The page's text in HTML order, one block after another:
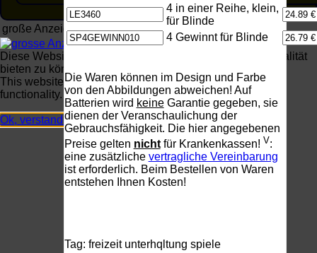
4 in einer Reihe, klein,
für Blinde
4 Gewinnt für Blinde
Die Waren können im Design und Farbe
von den Abbildungen abweichen! Auf
Batterien wird keineGarantie gegeben, sie
dienen der Veranschaulichung der
Gebrauchsfähigkeit. Die hier angegebenen
Preise gelten nichtfür Krankenkassen! V:
eine zusätzliche vertragliche Vereinbarung
ist erforderlich. Beim Bestellen von Waren
entstehen Ihnen Kosten!
Tag: freizeitunterhqltung spiele
große Anzeige Schließen X
Diese Website nutzt Cookies, um bestmögliche Funktionalität
bieten zu können.
This website uses cookies to provide the best possible
functionality.
Ok, verstanden Mehr Infos